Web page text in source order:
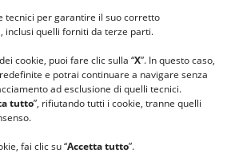
tecnici per garantire il suo corretto
inclusi quelli forniti da terze parti.
cookie, puoi fare clic sulla “X”. In questo caso,
e potrai continuare a navigare senza
ad esclusione di quelli tecnici.
tutto”, rifiutando tutti i cookie, tranne quelli
fai clic su “Accetta tutto”.